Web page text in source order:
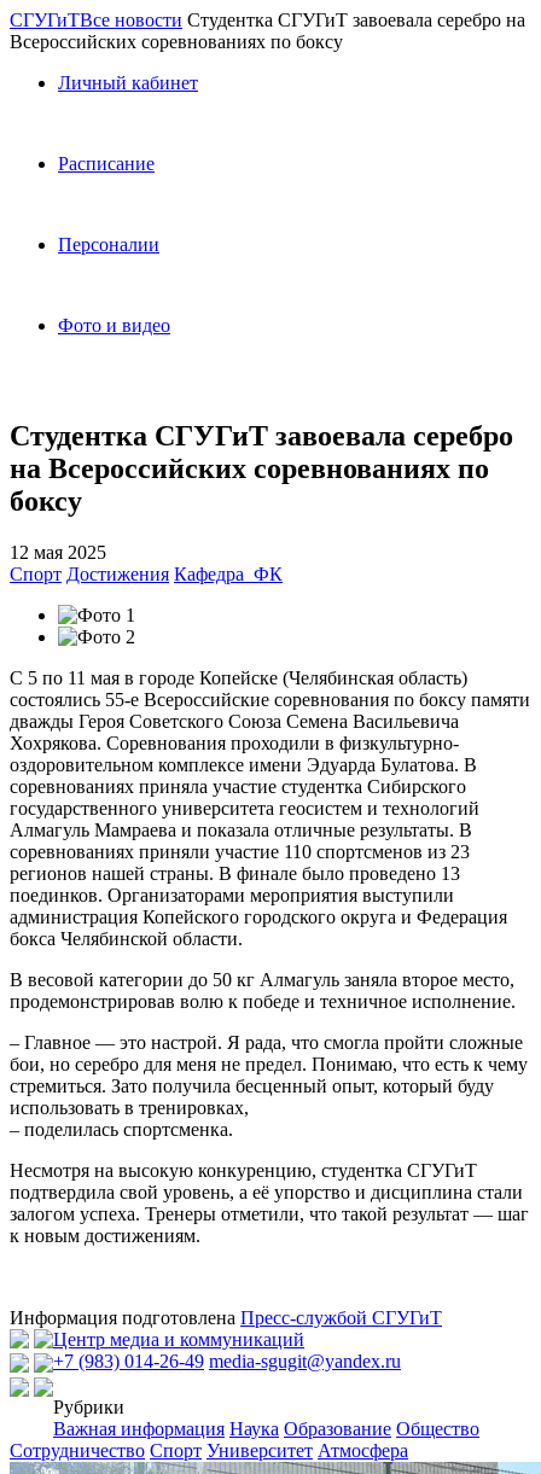
СГУГиТВсе новости Студентка СГУГиТ завоевала серебро на
Всероссийских соревнованиях по боксу
Личный кабинет
Расписание
Персоналии
Фото и видео
Студентка СГУГиТ завоевала серебро
на Всероссийских соревнованиях по
боксу
12 мая 2025
Спорт Достижения Кафедра_ФК
С 5 по 11 мая в городе Копейске (Челябинская область)
состоялись 55-е Всероссийские соревнования по боксу памяти
дважды Героя Советского Союза Семена Васильевича
Хохрякова. Соревнования проходили в физкультурно-
оздоровительном комплексе имени Эдуарда Булатова. В
соревнованиях приняла участие студентка Сибирского
государственного университета геосистем и технологий
Алмагуль Мамраева и показала отличные результаты. В
соревнованиях приняли участие 110 спортсменов из 23
регионов нашей страны. В финале было проведено 13
поединков. Организаторами мероприятия выступили
администрация Копейского городского округа и Федерация
бокса Челябинской области.
В весовой категории до 50 кг Алмагуль заняла второе место,
продемонстрировав волю к победе и техничное исполнение.
– Главное — это настрой. Я рада, что смогла пройти сложные
бои, но серебро для меня не предел. Понимаю, что есть к чему
стремиться. Зато получила бесценный опыт, который буду
использовать в тренировках,
– поделилась спортсменка.
Несмотря на высокую конкуренцию, студентка СГУГиТ
подтвердила свой уровень, а её упорство и дисциплина стали
залогом успеха. Тренеры отметили, что такой результат — шаг
к новым достижениям.
Информация подготовлена Пресс-службой СГУГиТ
Центр медиа и коммуникаций
+7 (983) 014-26-49 media-sgugit@yandex.ru
Рубрики
Важная информация Наука Образование Общество
Сотрудничество Спорт Университет Атмосфера